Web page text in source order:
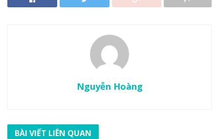
Nguyễn Hoàng
BÀI VIẾT LIÊN QUAN